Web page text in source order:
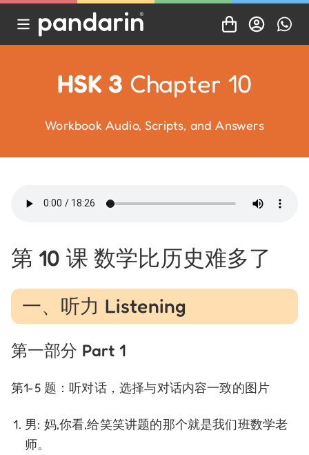
HSK 3 Chapter 10
Workbook Audio, Scripts, and Answers
第 10 课 数学比历史难多了
一、听力 Listening
第一部分 Part 1
第1-5 题：听对话，选择与对话内容一致的图片
男: 妈,你看,给笑笑讲题的那个就是我们班数学老
师。